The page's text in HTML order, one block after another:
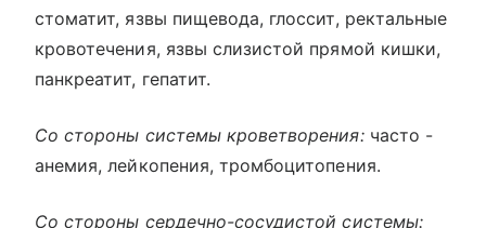
стоматит, язвы пищевода, глоссит, ректальные
кровотечения, язвы слизистой прямой кишки,
панкреатит, гепатит.
Со стороны системы кроветворения:часто -
анемия, лейкопения, тромбоцитопения.
Со стороны сердечно-сосудистой системы: